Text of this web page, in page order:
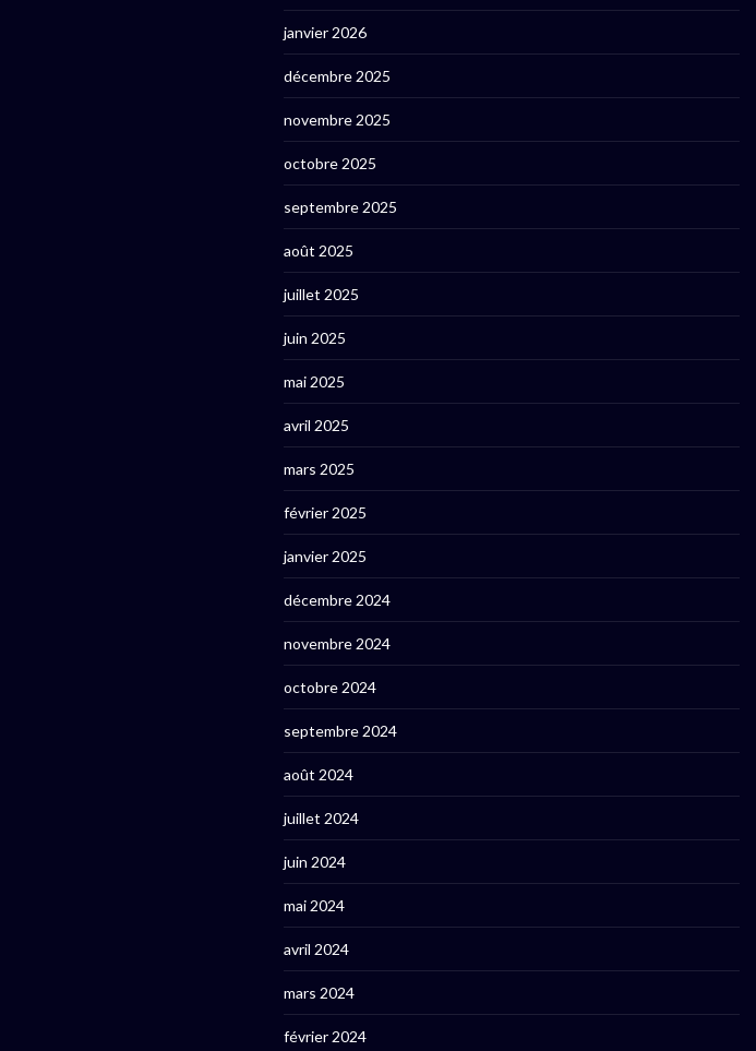
janvier 2026
décembre 2025
novembre 2025
octobre 2025
septembre 2025
août 2025
juillet 2025
juin 2025
mai 2025
avril 2025
mars 2025
février 2025
janvier 2025
décembre 2024
novembre 2024
octobre 2024
septembre 2024
août 2024
juillet 2024
juin 2024
mai 2024
avril 2024
mars 2024
février 2024